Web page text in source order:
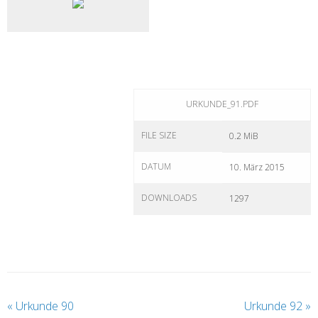
URKUNDE_91.PDF
FILE SIZE 0.2 MiB
DATUM 10. März 2015
DOWNLOADS 1297
« Urkunde 90 Urkunde 92 »